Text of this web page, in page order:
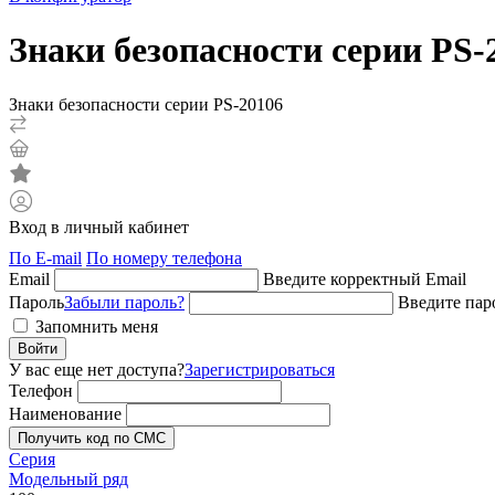
Знаки безопасности серии PS-
Знаки безопасности серии PS-20106
Вход в личный кабинет
По E-mail По номеру телефона
Email
Введите корректный Email
ПарольЗабыли пароль?
Введите
Запомнить меня
Войти
У вас еще нет доступа?Зарегистрироваться
Телефон
Наименование
Получить код по СМС
Серия
Модельный ряд